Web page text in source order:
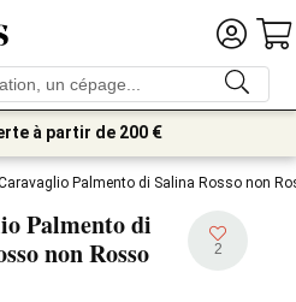
à partir de 200 €
Palmento di Salina Rosso non
Palmento di
non Rosso
2